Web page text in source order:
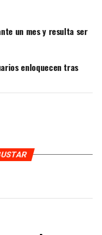
un mes y resulta ser
enloquecen tras